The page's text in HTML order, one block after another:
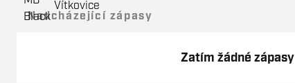
Nadcházející zápasy
Zatím žádné zápasy